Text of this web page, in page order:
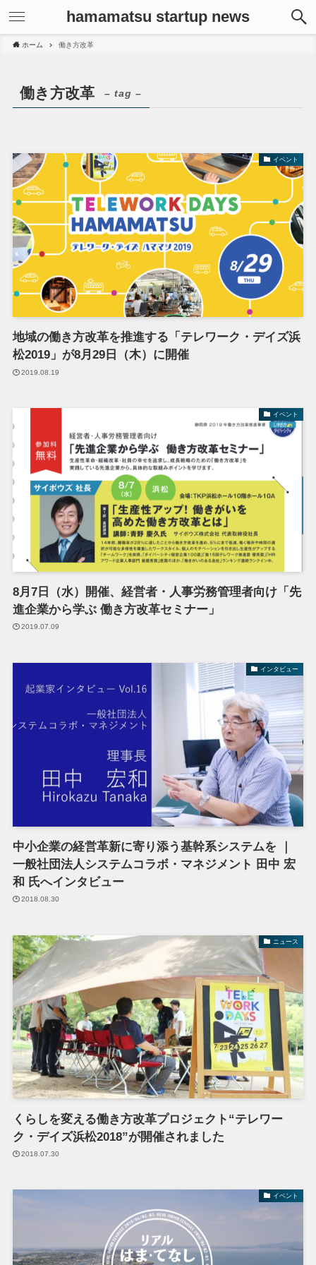
hamamatsu startup news
ホーム 働き方改革
働き方改革 – tag –
イベント
地域の働き方改革を推進する「テレワーク・デイズ浜
松2019」が8月29日（木）に開催
2019.08.19
イベント
8月7日（水）開催、経営者・人事労務管理者向け「先
進企業から学ぶ 働き方改革セミナー」
2019.07.09
インタビュー
中小企業の経営革新に寄り添う基幹系システムを ｜
一般社団法人システムコラボ・マネジメント 田中 宏
和 氏へインタビュー
2018.08.30
ニュース
くらしを変える働き方改革プロジェクト“テレワー
ク・デイズ浜松2018”が開催されました
2018.07.30
イベント